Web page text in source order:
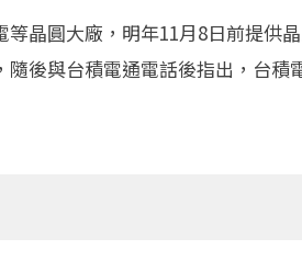
等晶圓大廠，明年11月8日前提供
後與台積電通電話後指出，台積